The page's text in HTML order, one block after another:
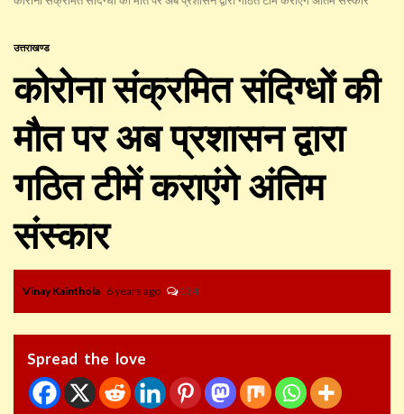
उत्तराखण्ड
कोरोना संक्रमित संदिग्धों की
मौत पर अब प्रशासन द्वारा
गठित टीमें कराएंगे अंतिम
संस्कार
Vinay Kainthola 6 years ago 134
Spread the love